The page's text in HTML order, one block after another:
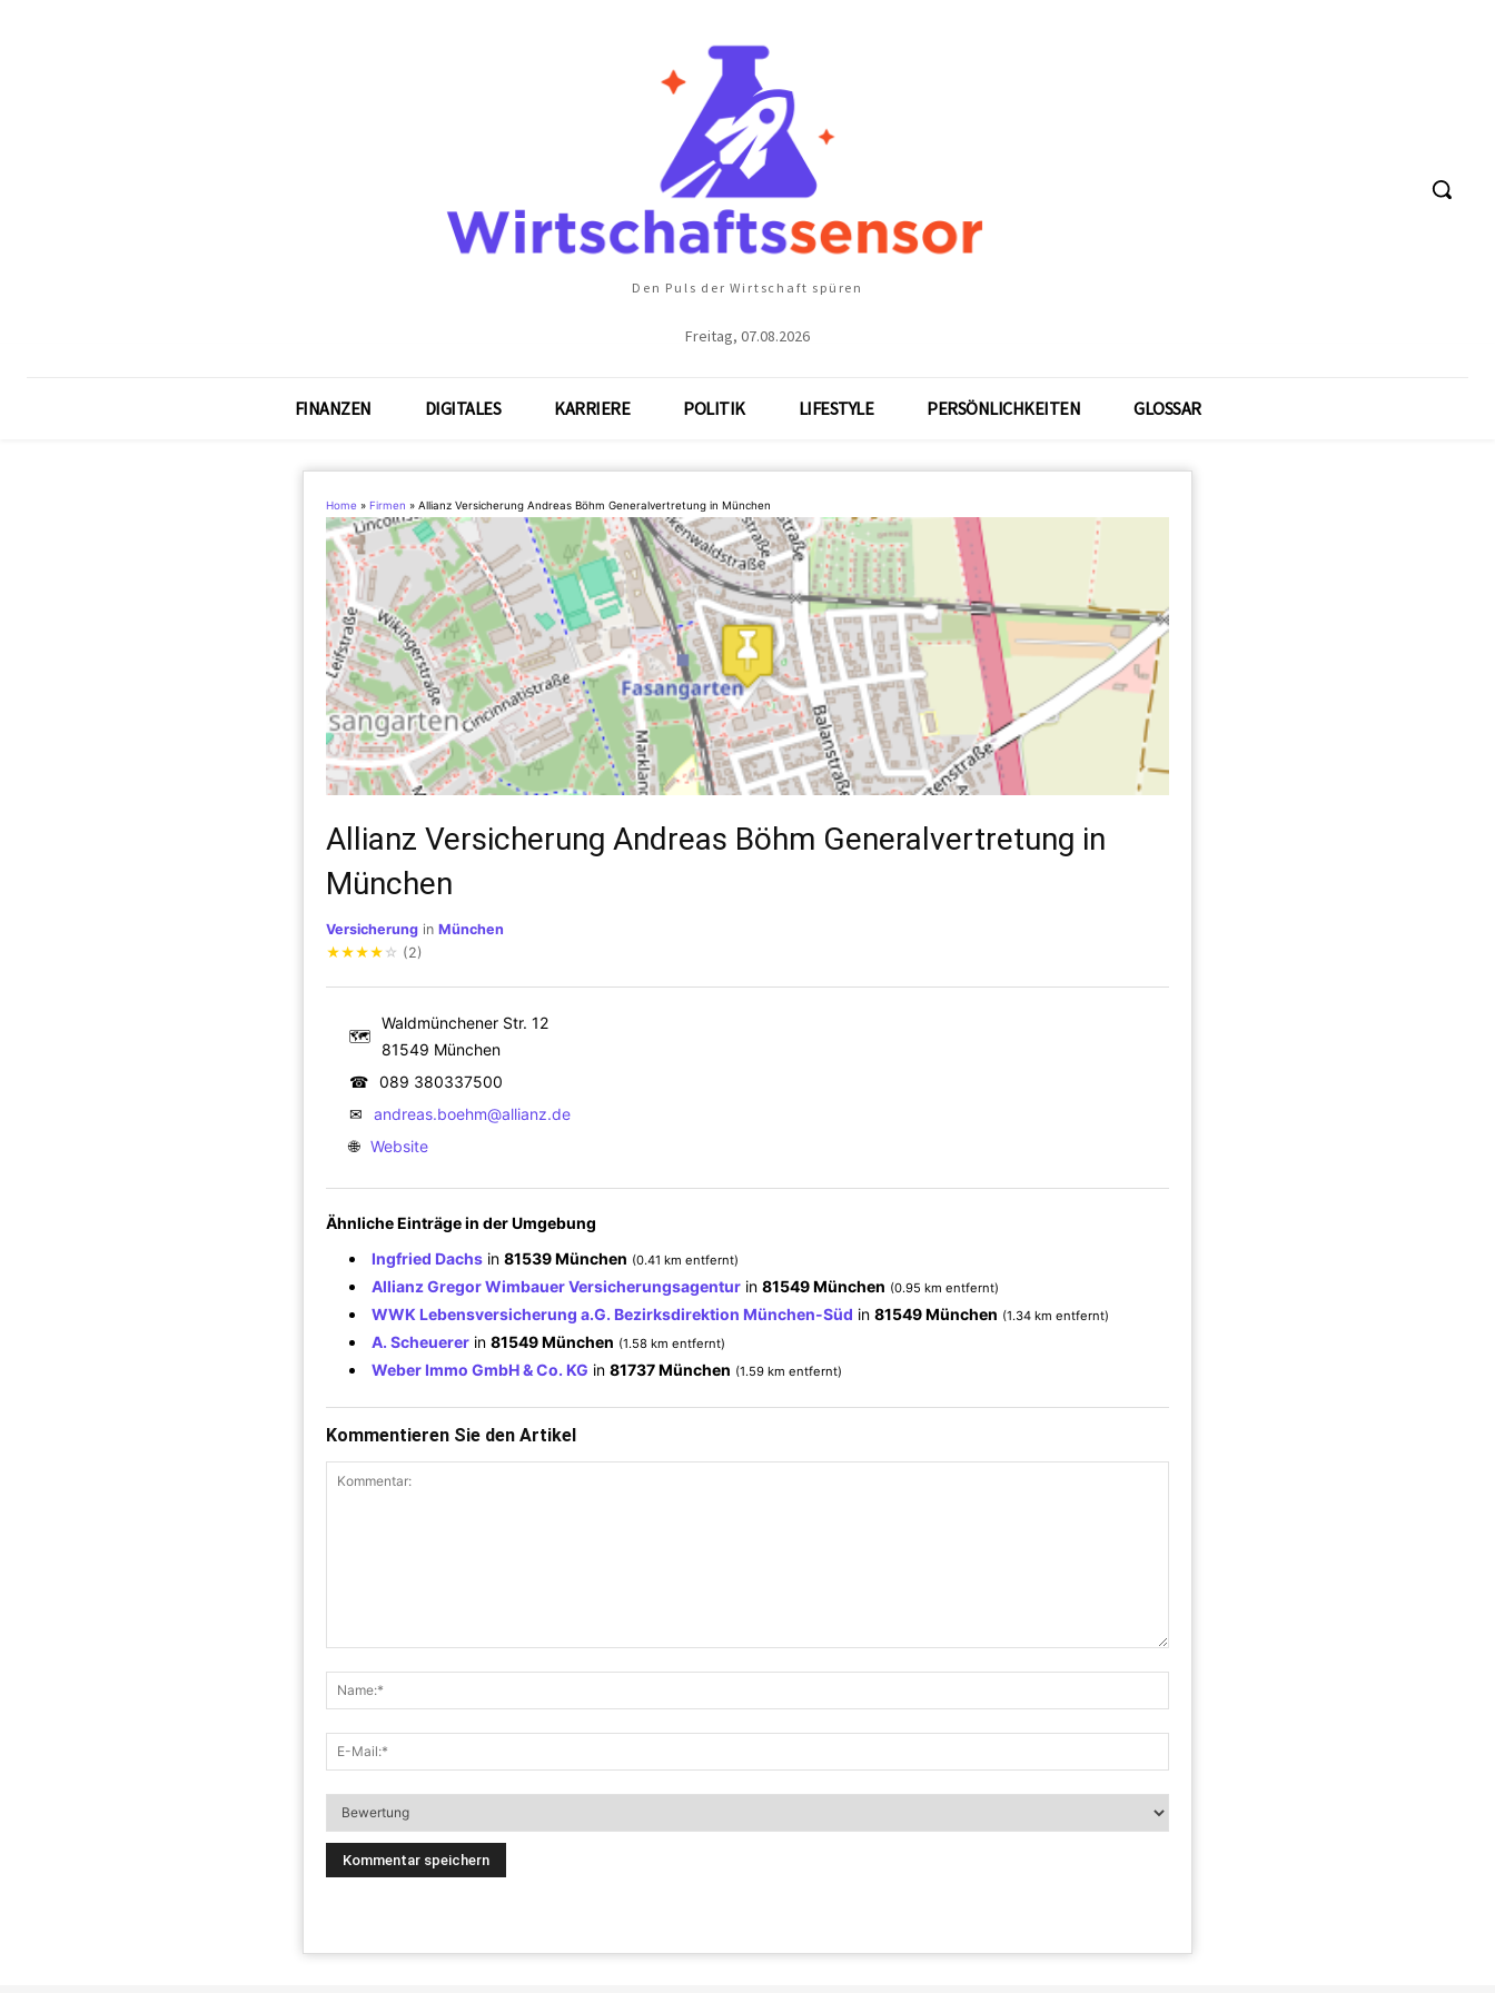
Den Puls der Wirtschaft spüren
Freitag, 07.08.2026
FINANZEN DIGITALES KARRIERE POLITIK LIFESTYLE PERSÖNLICHKEITEN GLOSSAR
Home » Firmen » Allianz Versicherung Andreas Böhm Generalvertretung in München
Allianz Versicherung Andreas Böhm Generalvertretung in
München
Versicherung in München
★★★★ ☆ (2)
🗺
Waldmünchener Str. 12
81549 München
☎ 089 380337500
✉
andreas.boehm@allianz.de
🌐 Website
Ähnliche Einträge in der Umgebung
Ingfried Dachs in 81539 München (0.41 km entfernt)
Allianz Gregor Wimbauer Versicherungsagentur in 81549 München (0.95 km entfernt)
WWK Lebensversicherung a.G. Bezirksdirektion München-Süd in 81549 München (1.34 km entfernt)
A. Scheuerer in 81549 München (1.58 km entfernt)
Weber Immo GmbH & Co. KG in 81737 München (1.59 km entfernt)
Kommentieren Sie den Artikel